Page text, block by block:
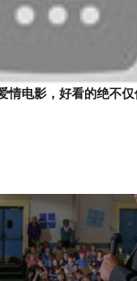
情电影，好看的绝不